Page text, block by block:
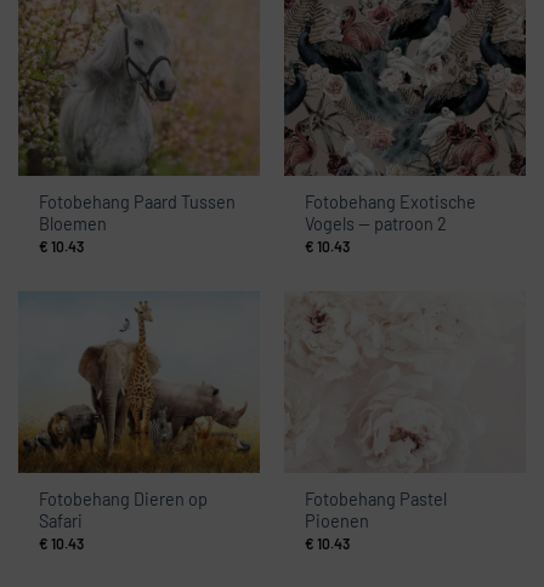
Fotobehang Paard Tussen
Bloemen
€ 10.43
Fotobehang Exotische
Vogels — patroon 2
€ 10.43
Fotobehang Dieren op
Safari
€ 10.43
Fotobehang Pastel
Pioenen
€ 10.43